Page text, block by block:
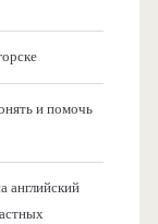
и помочь
английский